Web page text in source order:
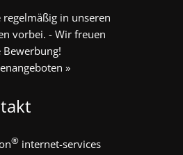
regelmäßig in unseren
vorbei. - Wir freuen
Bewerbung!
»
® internet-services